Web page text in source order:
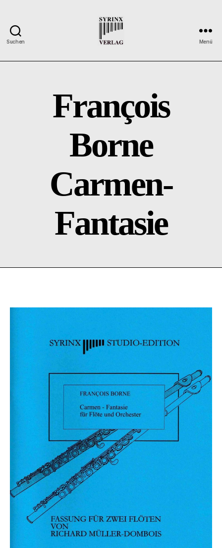
Suchen
Verlag
der
Flötisten
Menü
François
Borne
Carmen-
Fantasie